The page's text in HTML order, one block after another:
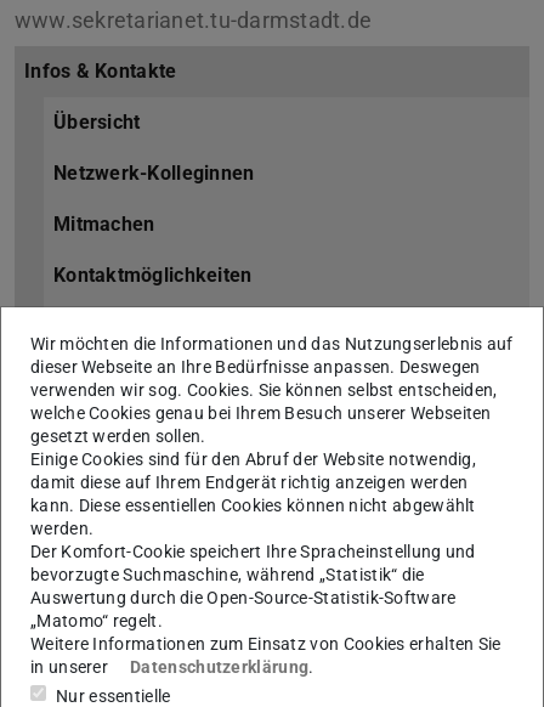
www.sekretarianet.tu-darmstadt.de
Infos & Kontakte
Übersicht
Netzwerk-Kolleginnen
Mitmachen
Kontaktmöglichkeiten
Was bisher geschah
Neu hier?
Startbegleitung
Startbegleitung intern
Arbeitsalltag
Übersicht
Wir möchten die Informationen und das Nutzungserlebnis auf
dieser Webseite an Ihre Bedürfnisse anpassen. Deswegen
verwenden wir sog. Cookies. Sie können selbst entscheiden,
welche Cookies genau bei Ihrem Besuch unserer Webseiten
gesetzt werden sollen.
Einige Cookies sind für den Abruf der Website notwendig,
damit diese auf Ihrem Endgerät richtig anzeigen werden
kann. Diese essentiellen Cookies können nicht abgewählt
werden.
Der Komfort-Cookie speichert Ihre Spracheinstellung und
bevorzugte Suchmaschine, während „Statistik“ die
Auswertung durch die Open-Source-Statistik-Software
„Matomo“ regelt.
Weitere Informationen zum Einsatz von Cookies erhalten Sie
in unserer
Datenschutzerklärung.
Nur essentielle